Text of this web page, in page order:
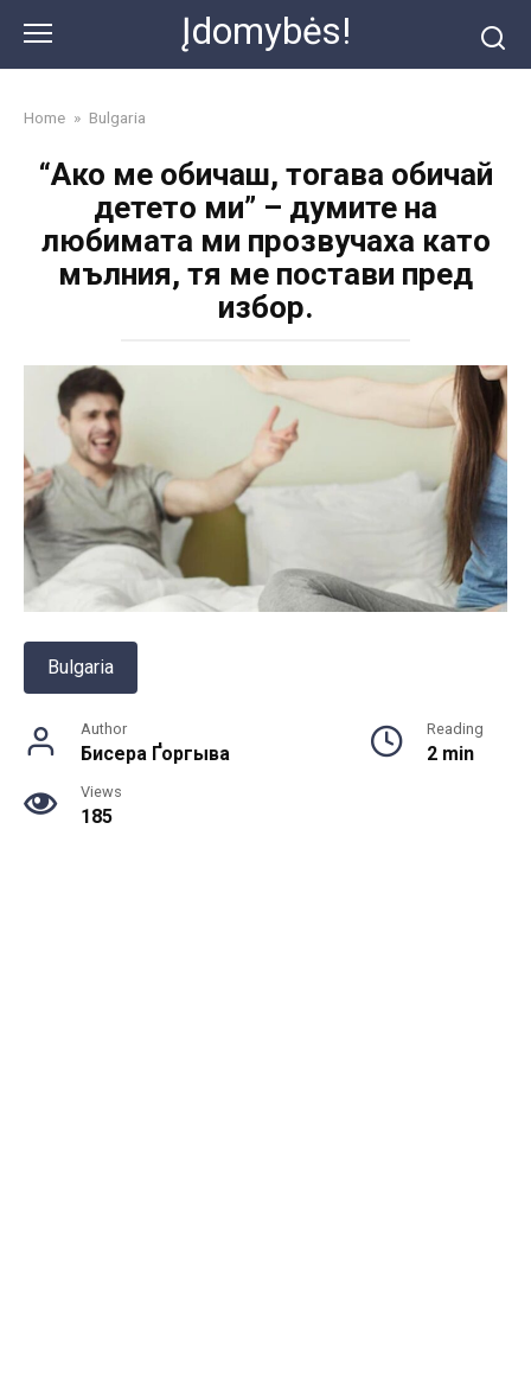
content
Įdomybės!
Home » Bulgaria
“Ако ме обичаш, тогава обичай
детето ми” – думите на
любимата ми прозвучаха като
мълния, тя ме постави пред
избор.
Bulgaria
Author
Бисера Ґоргыва
Reading
2 min
Views
185